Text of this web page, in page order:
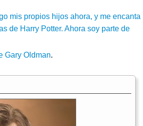
mis propios hijos ahora, y me encanta
de Harry Potter. Ahora soy parte de
Gary Oldman.